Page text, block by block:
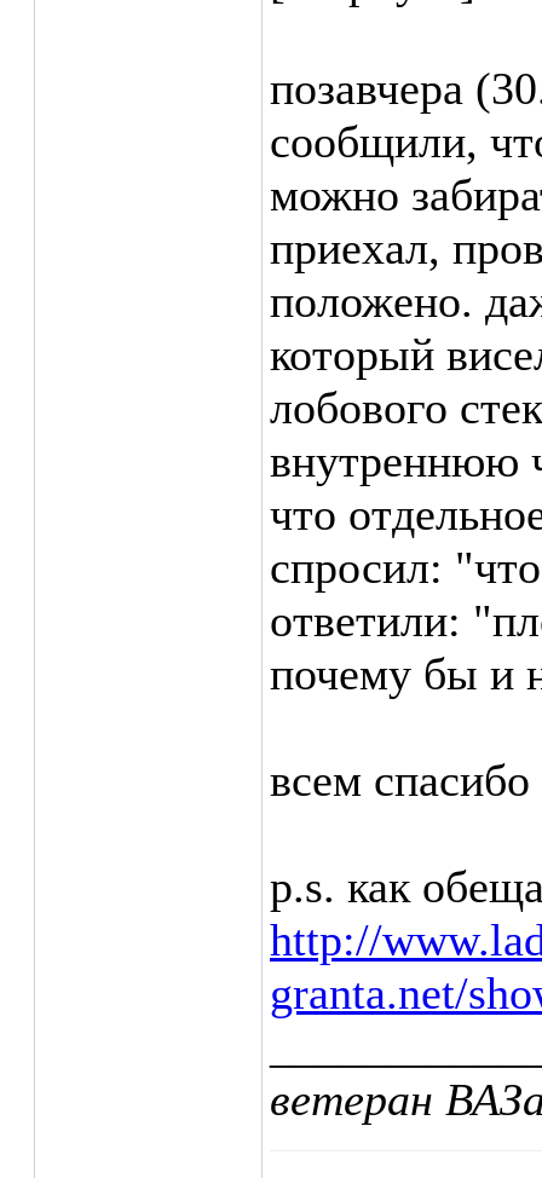
позавчера
сообщили,
можно
приехал,
положено.
который
лобового
внутреннюю
что
спросил:
ответили:
почему бы и
всем
p.s. как
http://
granta.net/
ветеран